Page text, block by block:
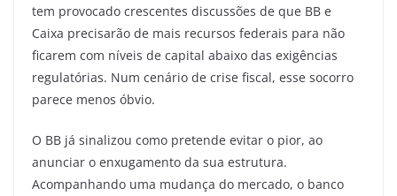
tem provocado crescentes discussões de que BB e
Caixa precisarão de mais recursos federais para não
ficarem com níveis de capital abaixo das exigências
regulatórias. Num cenário de crise fiscal, esse socorro
parece menos óbvio.
O BB já sinalizou como pretende evitar o pior, ao
anunciar o enxugamento da sua estrutura.
Acompanhando uma mudança do mercado, o banco